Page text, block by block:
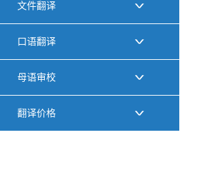
文件翻译
口语翻译
母语审校
翻译价格